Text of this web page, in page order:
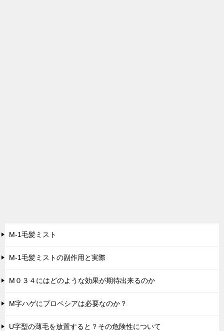
M-1毛髪ミスト
M-1毛髪ミストの副作用と実際
M０３４にはどのような効果が期待出来るのか
M字ハゲにプロペシアは必要なのか？
U字型の薄毛を放置すると？その危険性について